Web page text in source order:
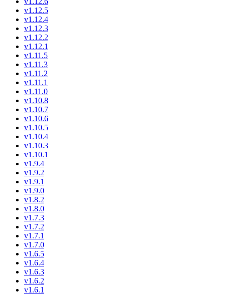
v1.12.5
v1.12.4
v1.12.3
v1.12.2
v1.12.1
v1.11.5
v1.11.3
v1.11.2
v1.11.1
v1.11.0
v1.10.8
v1.10.7
v1.10.6
v1.10.5
v1.10.4
v1.10.3
v1.10.1
v1.9.4
v1.9.2
v1.9.1
v1.9.0
v1.8.2
v1.8.0
v1.7.3
v1.7.2
v1.7.1
v1.7.0
v1.6.5
v1.6.4
v1.6.3
v1.6.2
v1.6.1